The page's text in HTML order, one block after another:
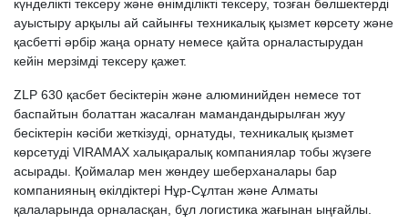
күнделікті тексеру және өнімділікті тексеру, тозған бөлшектерді
ауыстыру арқылы ай сайынғы техникалық қызмет көрсету және
қасбетті әрбір жаңа орнату немесе қайта орналастырудан
кейін мерзімді тексеру қажет.
ZLP 630 қасбет бесіктерін және алюминийден немесе тот
баспайтын болаттан жасалған мамандандырылған жуу
бесіктерін кәсіби жеткізуді, орнатуды, техникалық қызмет
көрсетуді VIRAMAX халықаралық компаниялар тобы жүзеге
асырады. Қоймалар мен жөндеу шеберханалары бар
компанияның өкілдіктері Нұр-Сұлтан және Алматы
қалаларында орналасқан, бұл логистика жағынан ыңғайлы.